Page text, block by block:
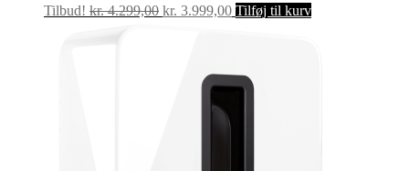
Tilbud! kr.4.299,00 Den
kr. 4.299,00.
kr. 3.999,00Den
kr. 3.999,00.
Tilføj til kurv